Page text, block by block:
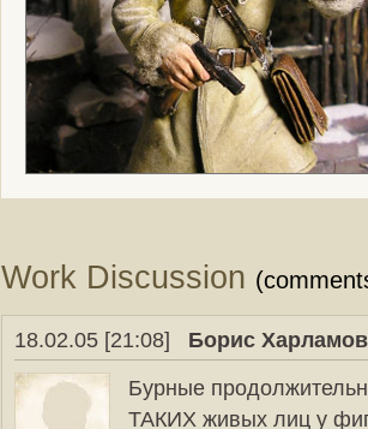
Work Discussion
18.02.05 [21:08]
Борис Харламов
Бурные
ТАКИХ живых лиц у